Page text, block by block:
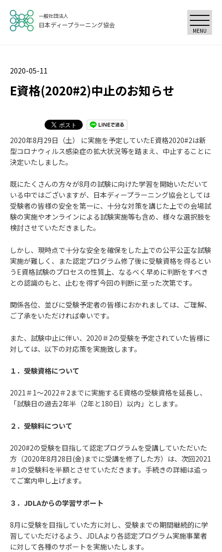
一般社団法人
日本ディープラーニング協会
MENU
2020-05-11
E資格(2020#2)中止のお知らせ
2020年8月29日（土） に実施を予定していたE資格2020#2は新
型コロナウィルス感染症の拡大状況等を踏まえ、中止することに
決定いたしました。
既にたくさんの方々が8月の試験に向けた学習を開始いただいて
いる中ではございますが、日本ディープラーニング協会としては
受験者の皆様の安全を第一に、十分な対策を講じた上での会場試
験の実施やオンラインによる試験実施等も含め、様々な選択肢を
検討させていただきました。
しかし、現時点で十分な安全を確保をした上での公平公正な試験
実施が難しく、また認定プログラム修了後に受験資格を得るとい
うE資格試験のプロセスの性質上、なるべく早めに判断をすべき
との認識のもと、止むを得ず今回の判断に至った次第です。
関係各位、並びに受験予定者の皆様におかれましては、ご理解、
ご了承をいただければ幸いです。
また、試験中止に伴い、2020＃2の受験を予定されていた皆様に
対しては、以下の対応策を実施致します。
１．受験資格について
2021＃1～2022＃2までに実施するE資格の受験資格を延長し、
「試験日の過去2年半（2年と180日）以内」とします。
２．受験料について
2020#2の受験を目指して認定プログラムを受講していただいた
方（2020年8月28日(金)までに受講を修了した方）は、次回2021
＃1の受験料を半額とさせていただきます。手続きの詳細は追っ
てご案内申し上げます。
３．JDLAからの学習サポート
8月に受験を目指していた方に対し、受験までの期間継続的に学
習していただけるよう、JDLAより各認定プログラム実施事業者
に対して各種のサポートを実施いたします。